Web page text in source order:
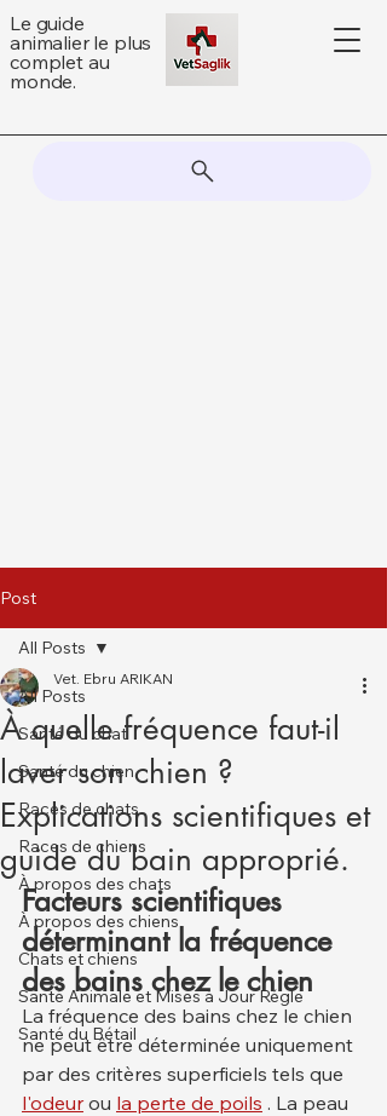
Le guide
animalier le plus
complet au
monde.
Post
All Posts
Santé du chat
Santé du chien
Races de chats
Races de chiens
À propos des chats
À propos des chiens
Chats et chiens
Santé Animale et Mises à Jour Régle
Santé du Bétail
All Posts
À quelle fréquence faut-il
laver son chien ?
Explications scientifiques et
guide du bain approprié.
Vet. Ebru ARIKAN
Facteurs scientifiques
déterminant la fréquence
des bains chez le chien
La fréquence des bains chez le chien
ne peut être déterminée uniquement
par des critères superficiels tels que
l'odeur ou la perte de poils . La peau